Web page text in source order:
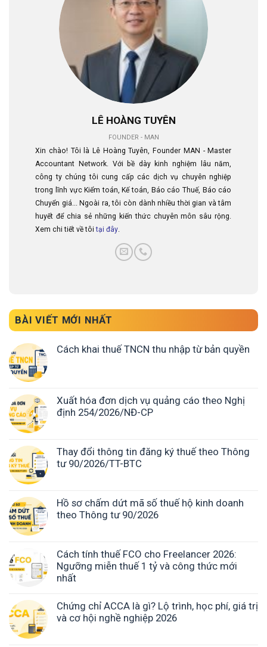
LÊ HOÀNG TUYÊN
FOUNDER - MAN
Xin chào! Tôi là Lê Hoàng Tuyên, Founder MAN - Master
Accountant Network. Với bề dày kinh nghiệm lâu năm,
công ty chúng tôi cung cấp các dịch vụ chuyên nghiệp
trong lĩnh vực Kiểm toán, Kế toán, Báo cáo Thuế, Báo cáo
Chuyển giá... Ngoài ra, tôi còn dành nhiều thời gian và tâm
huyết để chia sẻ những kiến thức chuyên môn sâu rộng.
Xem chi tiết về tôitại đây.
BÀI VIẾT MỚI NHẤT
Cách khai thuế TNCN thu nhập từ bản quyền
Xuất hóa đơn dịch vụ quảng cáo theo Nghị
định 254/2026/NĐ-CP
Thay đổi thông tin đăng ký thuế theo Thông
tư 90/2026/TT-BTC
Hồ sơ chấm dứt mã số thuế hộ kinh doanh
theo Thông tư 90/2026
Cách tính thuế FCO cho Freelancer 2026:
Ngưỡng miễn thuế 1 tỷ và công thức mới
nhất
Chứng chỉ ACCA là gì? Lộ trình, học phí, giá trị
và cơ hội nghề nghiệp 2026